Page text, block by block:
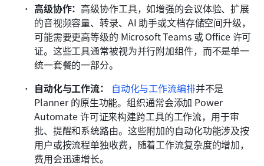
高级协作： 高级协作工具，如增强的会议体验、扩展
的音视频容量、转录、AI 助手或文档存储空间升级，
可能需要更高等级的 Microsoft Teams 或 Office 许可
证。这些工具通常被视为并行附加组件，而不是单一
统一套餐的一部分。
自动化与工作流：
自动化与工作流编排并不是
Planner 的原生功能。组织通常会添加 Power
Automate 许可证来构建跨工具的工作流，用于审
批、提醒和系统路由。这些附加的自动化功能涉及按
用户或按流程单独收费，随着工作流复杂度的增加，
费用会迅速增长。